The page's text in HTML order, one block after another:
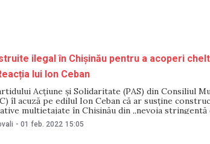
ilegal în Chișinău pentru a acoperi
lui Ion Ceban
Acțiune și Solidaritate (PAS) din Consiliul
îl acuză pe edilul Ion Ceban că ar susține
multietajate în Chișinău din „nevoia stringentă
în funcțiune noul partid al primarului”. Potrivit PAS,
construcțiile,
- 01 feb. 2022 15:05